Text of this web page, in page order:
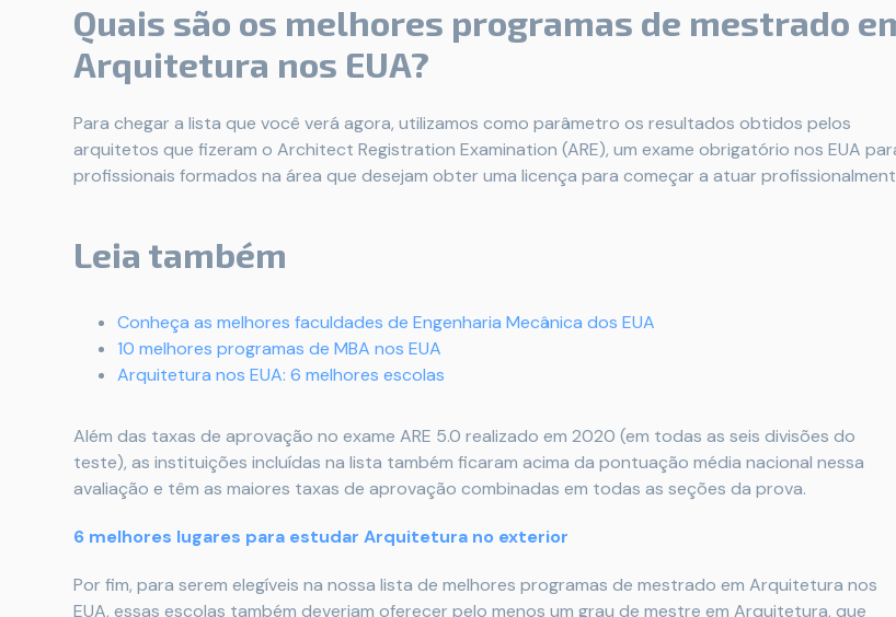
Quais são os melhores programas de mestrado
Arquitetura nos EUA?
Para chegar a lista que você verá agora, utilizamos como parâmetro os resultados obtidos pelos
arquitetos que fizeram o Architect Registration Examination (ARE), um exame obrigatório nos EUA
profissionais formados na área que desejam obter uma licença para começar a atuar
Leia também
Conheça as melhores faculdades de Engenharia Mecânica dos EUA
10 melhores programas de MBA nos EUA
Arquitetura nos EUA: 6 melhores escolas
Além das taxas de aprovação no exame ARE 5.0 realizado em 2020 (em todas as seis divisões do
teste), as instituições incluídas na lista também ficaram acima da pontuação média nacional nessa
avaliação e têm as maiores taxas de aprovação combinadas em todas as seções da prova.
6 melhores lugares para estudar Arquitetura no exterior
Por fim, para serem elegíveis na nossa lista de melhores programas de mestrado em Arquitetura nos
EUA, essas escolas também deveriam oferecer pelo menos um grau de mestre em Arquitetura, que